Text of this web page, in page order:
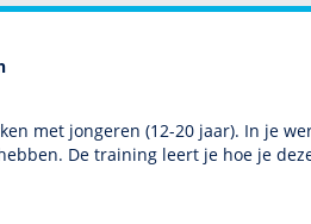
met jongeren (12-20 jaar). In je
De training leert je hoe je